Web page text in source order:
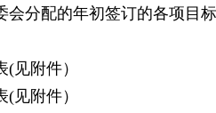
分配的年初签订的各项目标
见附件）
见附件）